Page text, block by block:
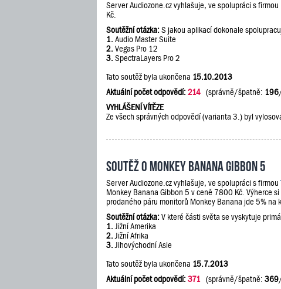
Server Audiozone.cz vyhlašuje, ve spolupráci s firmou
Kč.
Soutěžní otázka:S jakou aplikací dokonale
1.Audio Master Suite
2.Vegas Pro 12
3.SpectraLayers Pro 2
Tato soutěž byla ukončena 15.10.2013
Aktuální počet odpovědí:214 (správně/špatně: 196
VYHLÁŠENÍ VÍTĚZE
Ze všech správných odpovědí (varianta 3.) byl
Soutěž o Monkey Banana Gibbon 5
Server Audiozone.cz vyhlašuje, ve spolupráci s firmou
Monkey Banana Gibbon 5 v ceně 7800 Kč. Výherce
prodaného páru monitorů Monkey Banana jde 5% na
Soutěžní otázka:V které části světa se vyskytuje
1. Jižní Amerika
2. Jižní Afrika
3. Jihovýchodní Asie
Tato soutěž byla ukončena 15.7.2013
Aktuální počet odpovědí:371 (správně/špatně: 369